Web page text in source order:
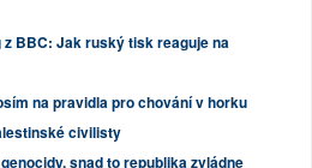
z BBC: Jak ruský tisk reaguje na
na pravidla pro chování v horku
civilisty
snad to republika zvládne